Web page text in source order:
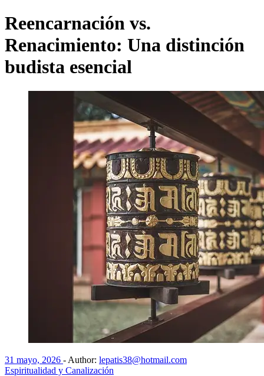
Reencarnación vs.
Renacimiento: Una distinción
budista esencial
31 mayo, 2026 - Author: lepatis38@hotmail.com
Espiritualidad y Canalización